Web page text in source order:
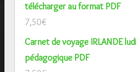
télécharger au format PDF
7,50€
Carnet de voyage IRLANDE
pédagogique PDF